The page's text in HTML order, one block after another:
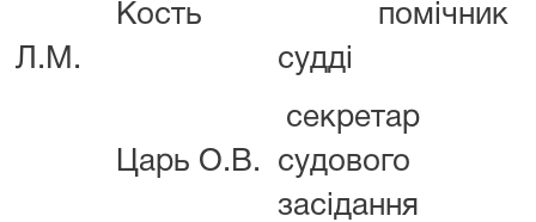
Кость
Л.М.
помічник
судді
Царь О.В.
секретар
судового
засідання